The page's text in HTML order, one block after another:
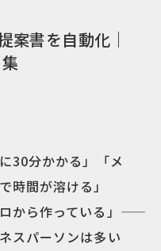
案書を自動化｜
30分かかる」「メ
時間が溶ける」
ら作っている」――
スパーソンは多い